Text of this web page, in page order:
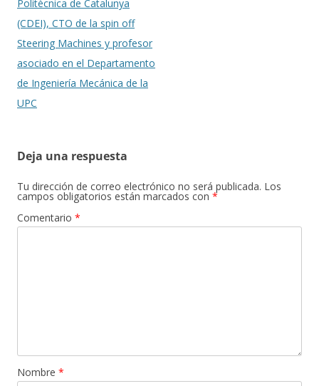
Politècnica de Catalunya
(CDEI), CTO de la spin off
Steering Machines y profesor
asociado en el Departamento
de Ingeniería Mecánica de la
UPC
Deja una respuesta
Tu dirección de correo electrónico no será publicada. Los
campos obligatorios están marcados con *
Comentario *
Nombre *